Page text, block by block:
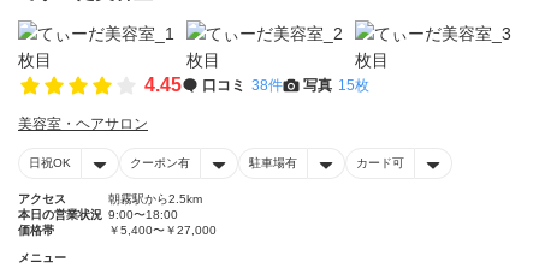
4.45 口コミ 38件 写真 15枚
美容室・ヘアサロン
日祝OK クーポン有 駐車場有 カード可
アクセス
朝霧駅から2.5km
本日の営業状況 9:00〜18:00
価格帯
￥5,400〜￥27,000
メニュー